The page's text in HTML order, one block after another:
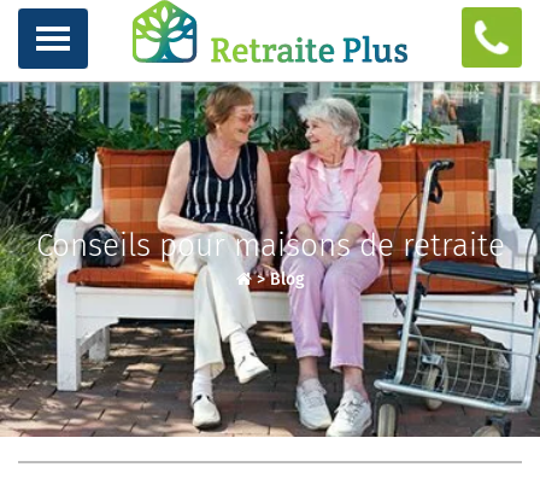
Conseils pour maisons de retraite
>Blog